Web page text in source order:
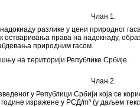
Члан 1.
разлике у цени природног
остваривања права на надокнаду,
природним гасом.
на територији Републике Србије.
Члан 2.
у Републици Србији која се
изражене у РСД/m³ (у даљем